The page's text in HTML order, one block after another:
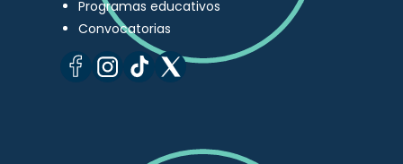
Programas educativos
Convocatorias